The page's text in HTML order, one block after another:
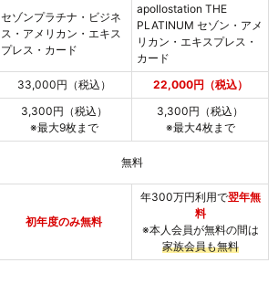
セゾンプラチナ・ビジネ
ス・アメリカン・エキス
プレス・カード
apollostation THE
PLATINUM セゾン・アメ
リカン・エキスプレス・
カード
33,000円（税込） 22,000円（税込）
3,300円（税込）
※最大9枚まで
3,300円（税込）
※最大4枚まで
無料
初年度のみ無料
年300万円利用で翌年無
料
※本人会員が無料の間は
家族会員も無料